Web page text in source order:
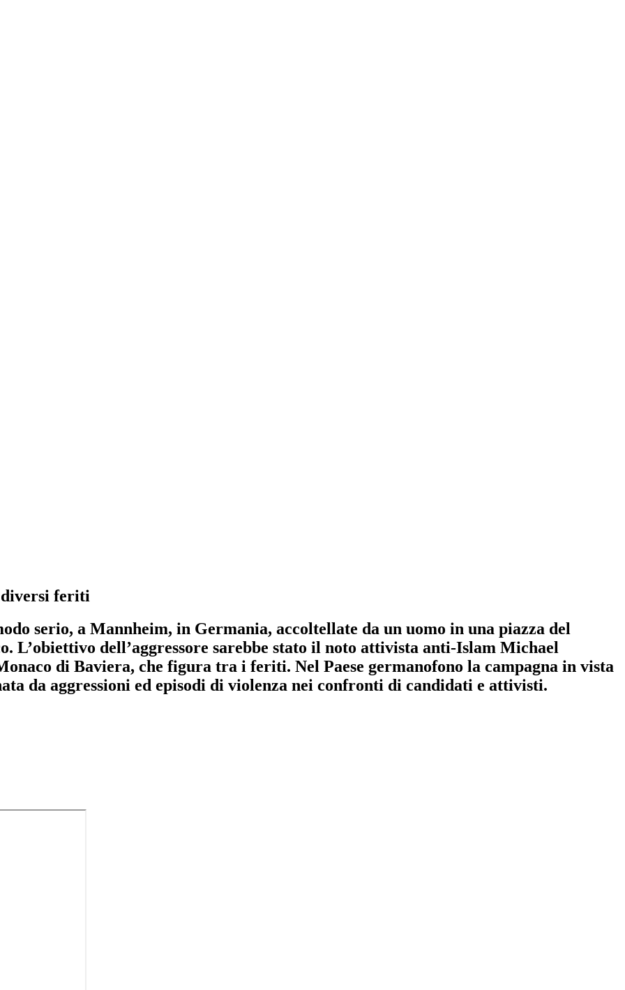
diversi feriti
serio, a Mannheim, in Germania, accoltellate da un uomo in una piazza del
dell’aggressore sarebbe stato il noto attivista anti-Islam Michael
di Baviera, che figura tra i feriti. Nel Paese germanofono la campagna in vista
da aggressioni ed episodi di violenza nei confronti di candidati e attivisti.